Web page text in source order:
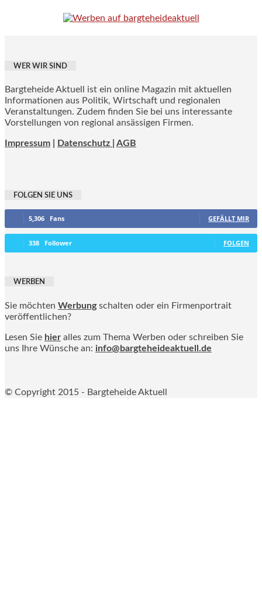
WER WIR SIND
Bargteheide Aktuell ist ein online Magazin mit aktuellen
Informationen aus Politik, Wirtschaft und regionalen
Veranstaltungen. Zudem finden Sie bei uns interessante
Vorstellungen von regional ansässigen Firmen.
Impressum Datenschutz | AGB
FOLGEN SIE UNS
5,306 Fans GEFÄLLT MIR
338 Follower FOLGEN
WERBEN
Sie möchten Werbung schalten oder ein Firmenportrait
veröffentlichen?
Lesen Sie hier alles zum Thema Werben oder schreiben Sie
uns Ihre Wünsche an: info@bargteheideaktuell.de
© Copyright 2015 - Bargteheide Aktuell